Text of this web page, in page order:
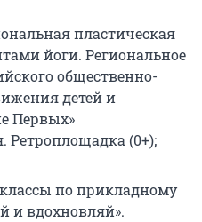
пластическая
йоги. Региональное
общественно-
детей и
Первых»
Ретроплощадка (0+);
классы по прикладному
и вдохновляй».